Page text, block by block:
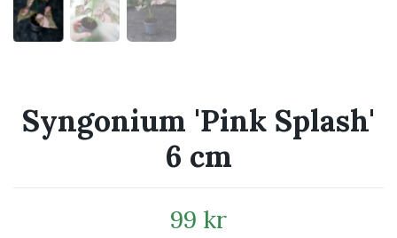
Syngonium 'Pink Splash'
6 cm
99 kr